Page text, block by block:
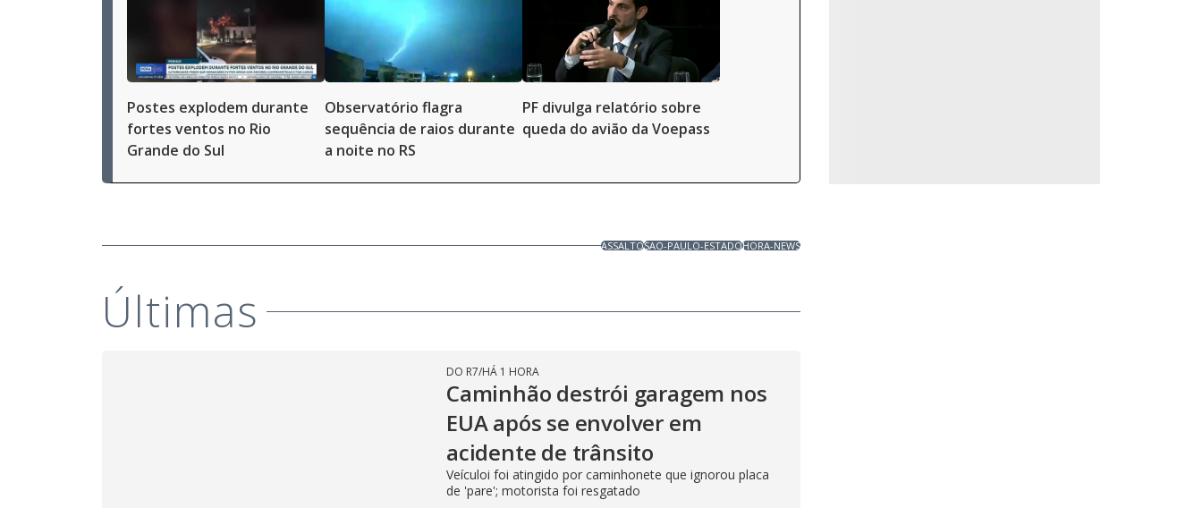
Postes explodem durante
fortes ventos no Rio
Grande do Sul
Observatório flagra
sequência de raios durante
a noite no RS
PF divulga relatório sobre
queda do avião da Voepass
ASSALTOSAO-PAULO-ESTADOHORA-NEWS
Últimas
DO R7/HÁ 1 HORA
Caminhão destrói garagem nos
EUA após se envolver em
acidente de trânsito
Veículoi foi atingido por caminhonete que ignorou placa
de 'pare'; motorista foi resgatado